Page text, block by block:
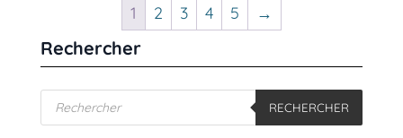
1 2 3 4 5 →
Rechercher
Recherche
de
produits
RECHERCHER